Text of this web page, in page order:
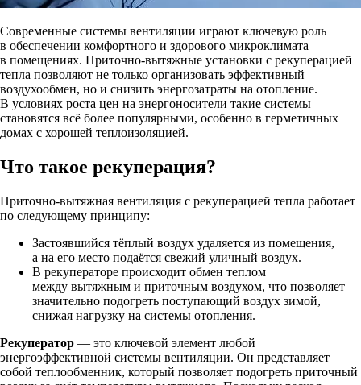
Современные системы вентиляции играют ключевую роль
в обеспечении комфортного и здорового микроклимата
в помещениях. Приточно-вытяжные установки с рекуперацией
тепла позволяют не только организовать эффективный
воздухообмен, но и снизить энергозатраты на отопление.
В условиях роста цен на энергоносители такие системы
становятся всё более популярными, особенно в герметичных
домах с хорошей теплоизоляцией.
Что такое рекуперация?
Приточно-вытяжная вентиляция с рекуперацией тепла работает
по следующему принципу:
Застоявшийся тёплый воздух удаляется из помещения,
а на его место подаётся свежий уличный воздух.
В рекуператоре происходит обмен теплом
между вытяжным и приточным воздухом, что позволяет
значительно подогреть поступающий воздух зимой,
снижая нагрузку на системы отопления.
Рекуператор — это ключевой элемент любой
энергоэффективной системы вентиляции. Он представляет
собой теплообменник, который позволяет подогреть приточный